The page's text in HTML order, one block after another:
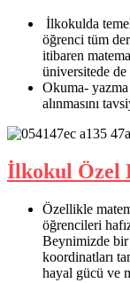
İlkokulda
öğrenci tüm
itibaren
üniversitede de
Okuma- yazma
alınmasını
İlkokul Özel
Özellikle
öğrencileri
Beynimizde bir
koordinatları
hayal gücü ve